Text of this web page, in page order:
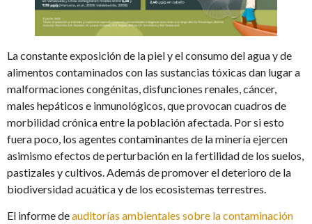
La constante exposición de la piel y el consumo del agua y de
alimentos contaminados con las sustancias tóxicas dan lugar a
malformaciones congénitas, disfunciones renales, cáncer,
males hepáticos e inmunológicos, que provocan cuadros de
morbilidad crónica entre la población afectada. Por si esto
fuera poco, los agentes contaminantes de la minería ejercen
asimismo efectos de perturbación en la fertilidad de los suelos,
pastizales y cultivos. Además de promover el deterioro de la
biodiversidad acuática y de los ecosistemas terrestres.
El informe deauditorías ambientales sobre la contaminación